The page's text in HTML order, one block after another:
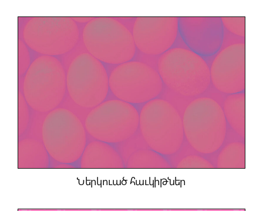
Ներկուած հաւկիթներ